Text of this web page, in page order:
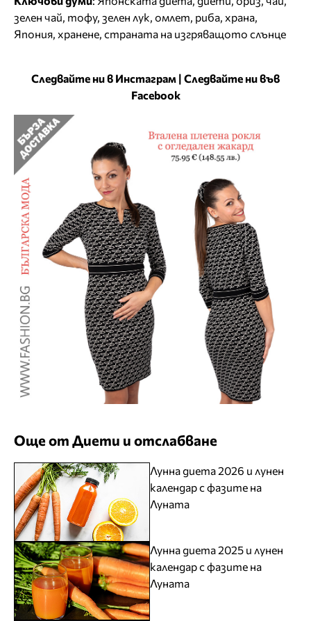
зелен чай, тофу, зелен лук, омлет, риба, храна,
Япония, хранене, страната на изгряващото слънце
Следвайте ни в Инстаграм | Следвайте ни във
Facebook
Още от Диети и отслабване
Лунна диета 2026 и лунен
календар с фазите на
Луната
Лунна диета 2025 и лунен
календар с фазите на
Луната